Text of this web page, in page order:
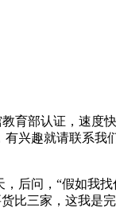
育部认证，速度快
兴趣就请联系我
后问，“假如我
比三家，这我是